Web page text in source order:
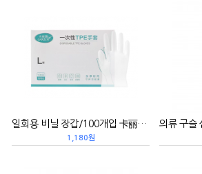
일회용 비닐 장갑/100개입 卡丽施一次性TPE手套/100支 25夏
1,180원